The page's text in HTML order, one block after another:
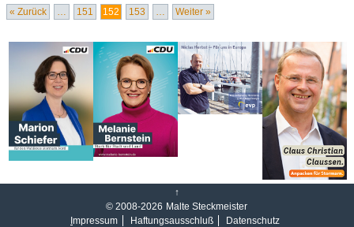
« Zurück … 151 152 153 … Weiter »
↑
© 2008-2026 Malte Steckmeister
Impressum Haftungsausschluß Datenschutz